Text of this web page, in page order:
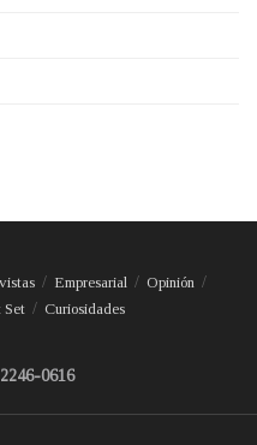
Empresarial
Opinión
Set Curiosidades
0616